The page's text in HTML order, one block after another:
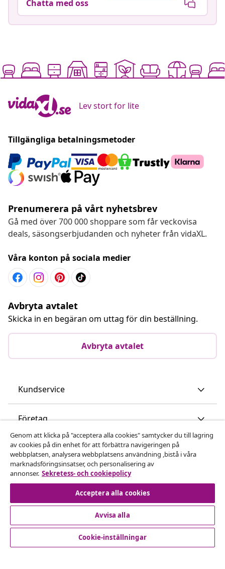
Chatta med oss
Lev stort for lite
Tillgängliga betalningsmetoder
Prenumerera på vårt nyhetsbrev
Gå med över 700 000 shoppare som får veckovisa
deals, säsongserbjudanden och nyheter från vidaXL.
Våra konton på sociala medier
Avbryta avtalet
Skicka in en begäran om uttag för din beställning.
Avbryta avtalet
Kundservice
Företag
vidaXL
Upptäck mer
Genom att klicka på "acceptera alla cookies" samtycker du till lagring
av cookies på din enhet för att förbättra navigeringen på
webbplatsen, analysera webbplatsens användning ,bistå i våra
marknadsföringsinsatser, och personalisering av
annonser. Sekretess- och cookiepolicy
Acceptera alla cookies
Avvisa alla
Cookie-inställningar